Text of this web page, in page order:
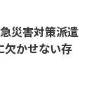
災害対策派遣
欠かせない存